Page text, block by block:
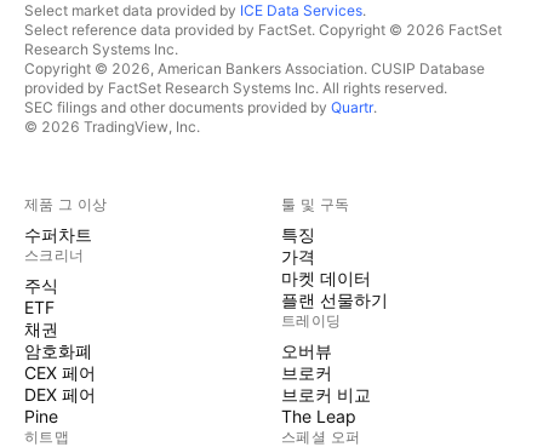
Select market data provided by ICE Data Services.
Select reference data provided by FactSet. Copyright © 2026 FactSet
Research Systems Inc.
Copyright © 2026, American Bankers Association. CUSIP Database
provided by FactSet Research Systems Inc. All rights reserved.
SEC filings and other documents provided by Quartr.
© 2026 TradingView, Inc.
제품 그 이상
수퍼차트
스크리너
주식
ETF
채권
암호화폐
CEX 페어
DEX 페어
Pine
히트맵
툴 및 구독
특징
가격
마켓 데이터
플랜 선물하기
트레이딩
오버뷰
브로커
브로커 비교
The Leap
스페셜 오퍼